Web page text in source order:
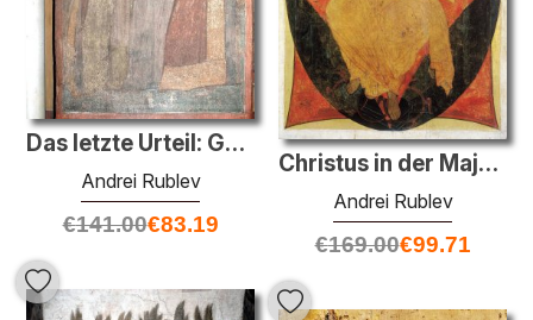
Das letzte Urteil: Gesichter der rechtschaffene Frau
Andrei Rublev
€141.00€83.19
Christus in der Majestät
Andrei Rublev
€169.00€99.71